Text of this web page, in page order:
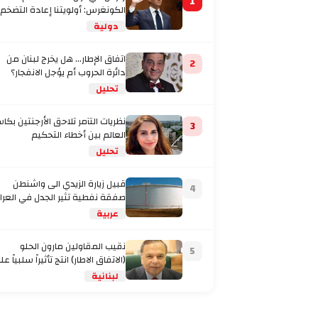
الكونغرس: أولويتنا إعادة التضخم
إلى المستهدف
دولية
2 اتفاق الإطار... هل يخرج لبنان من
دائرة الحروب أم يؤجل الانفجار؟
تحليل
3 نظريات التآمر تلاحق الأرجنتين
العالم بين أخطاء التحكيم
والاتهامات بتفصيل
تحليل
4 قبيل زيارة الزيدي الى واشنطن
صفقة نفطية تثير الجدل في
عربية
5 نقيب المقاولين مارون الحلو
(الاتفاق الاطار) انتج تأثيراً سلبياً على
لبنانية